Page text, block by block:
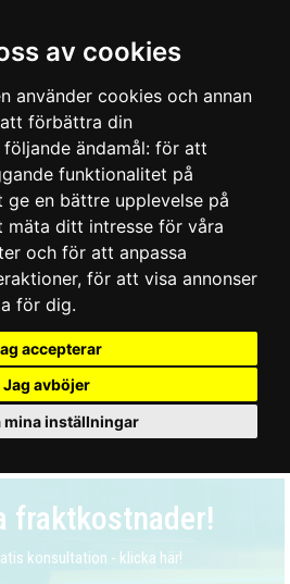
av cookies
använder cookies och annan
förbättra din
ändamål: för att
funktionalitet på
ge en bättre upplevelse på
mäta ditt intresse för våra
och för att anpassa
, för att visa annonser
för dig.
accepterar
Jag avböjer
mina inställningar
fraktkostnader!
konsultation - klicka här!